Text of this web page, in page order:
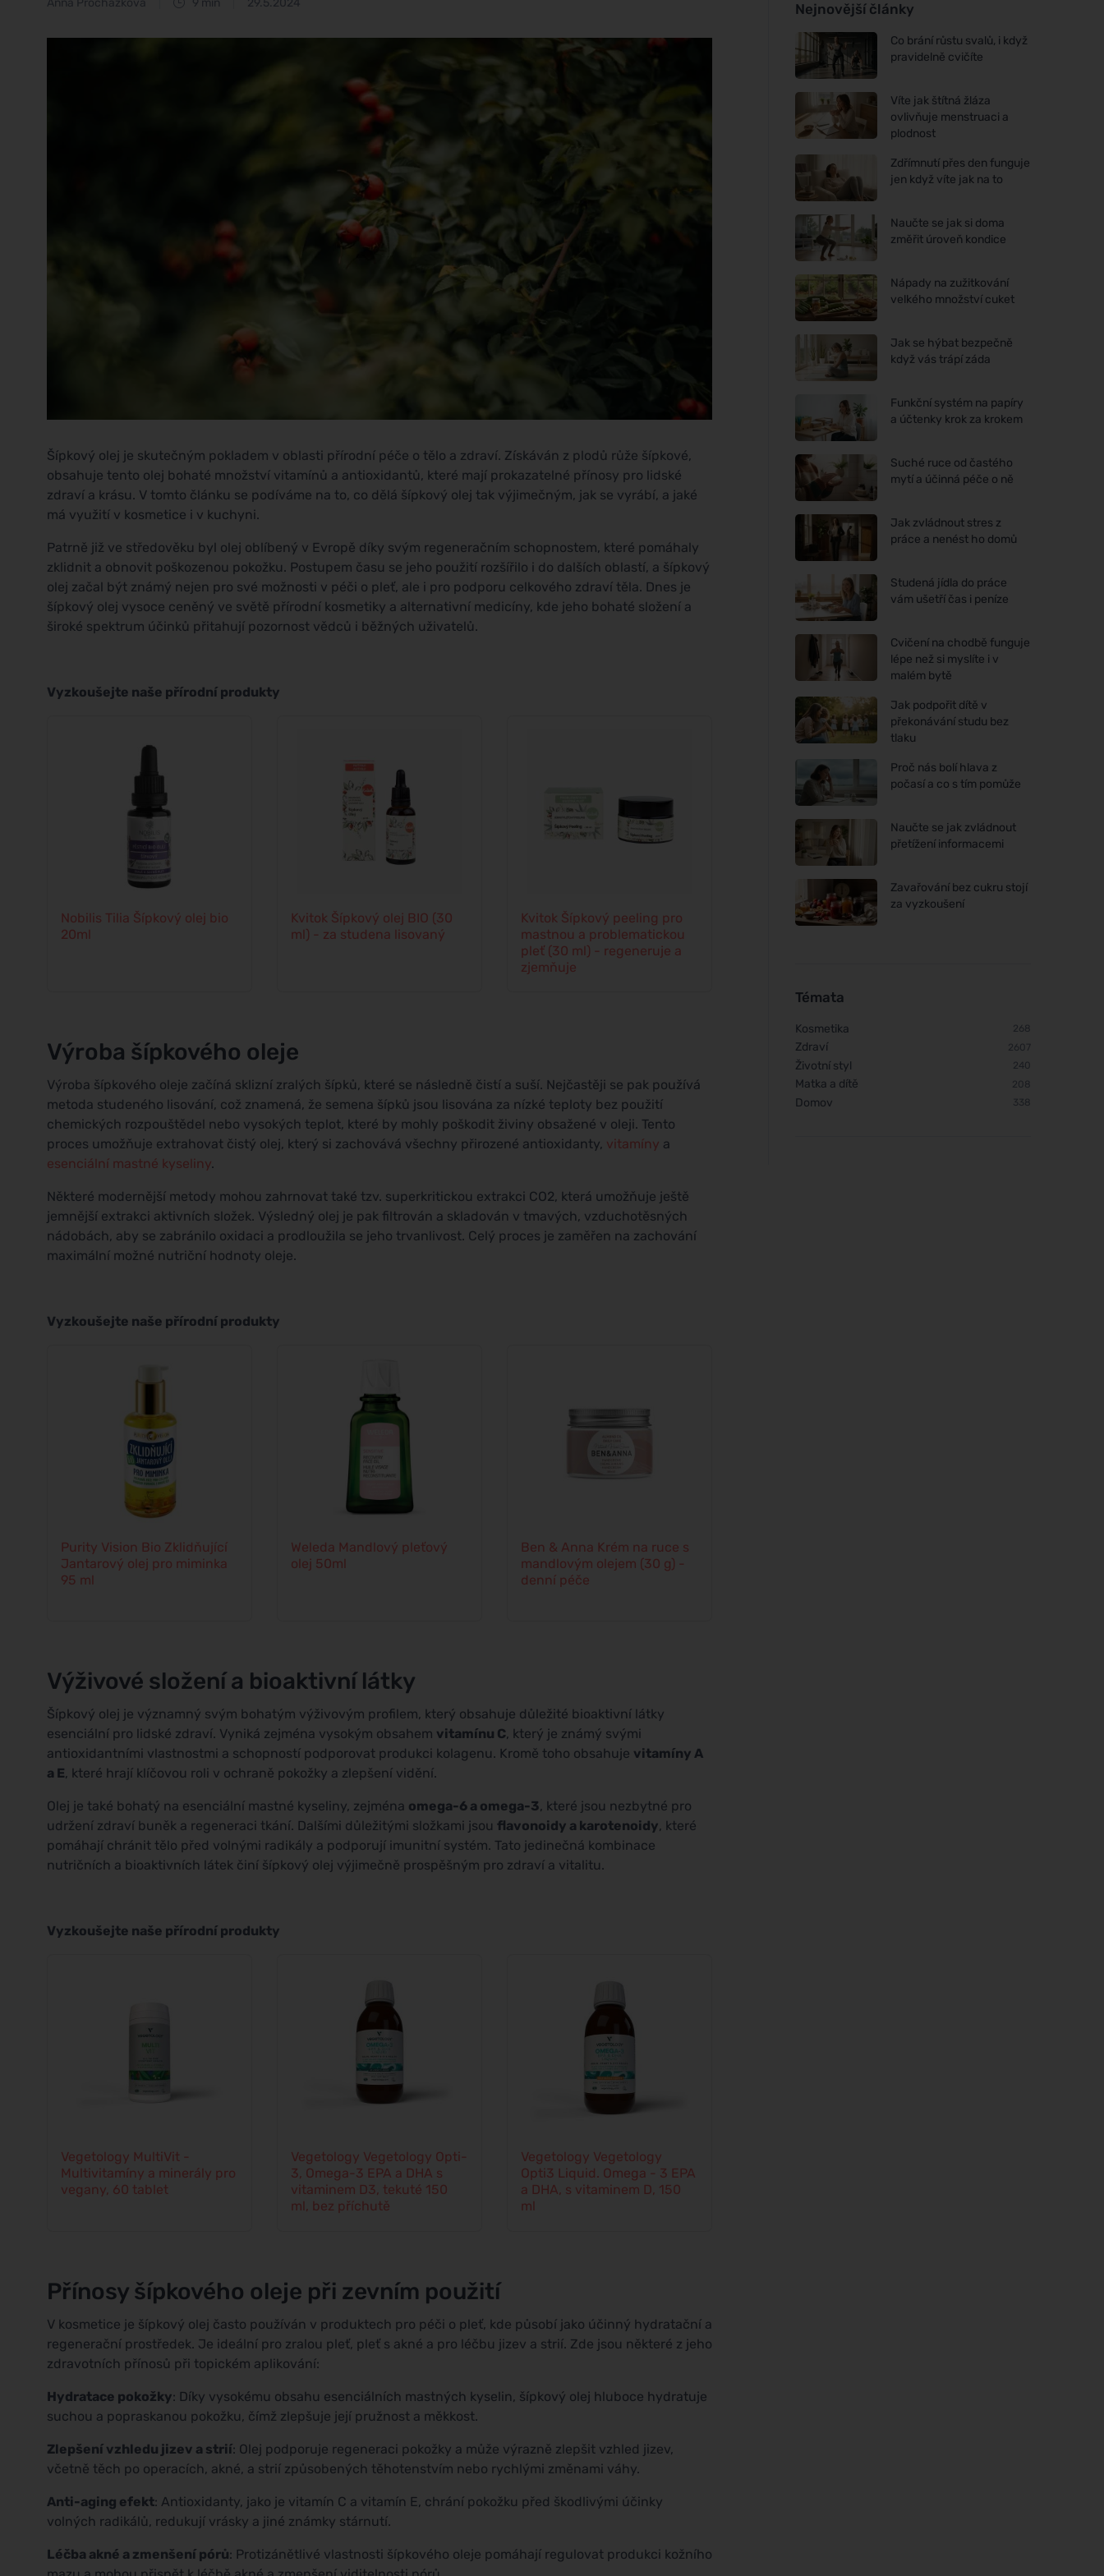
Šípkový olej je skutečným pokladem v oblasti přírodní péče o tělo a zdraví. Získáván z plodů růže šípkové,
obsahuje tento olej bohaté množství vitamínů a antioxidantů, které mají prokazatelné přínosy pro lidské
zdraví a krásu. V tomto článku se podíváme na to, co dělá šípkový olej tak výjimečným, jak se vyrábí, a jaké
má využití v kosmetice i v kuchyni.
Patrně již ve středověku byl olej oblíbený v Evropě díky svým regeneračním schopnostem, které pomáhaly
zklidnit a obnovit poškozenou pokožku. Postupem času se jeho použití rozšířilo i do dalších oblastí, a šípkový
olej začal být známý nejen pro své možnosti v péči o pleť, ale i pro podporu celkového zdraví těla. Dnes je
šípkový olej vysoce ceněný ve světě přírodní kosmetiky a alternativní medicíny, kde jeho bohaté složení a
široké spektrum účinků přitahují pozornost vědců i běžných uživatelů.
Vyzkoušejte naše přírodní produkty
Nobilis Tilia Šípkový olej bio
20ml
Kvitok Šípkový olej BIO (30
ml) - za studena lisovaný
Kvitok Šípkový peeling pro
mastnou a problematickou
pleť (30 ml) - regeneruje a
zjemňuje
Výroba šípkového oleje
Výroba šípkového oleje začíná sklizní zralých šípků, které se následně čistí a suší. Nejčastěji se pak používá
metoda studeného lisování, což znamená, že semena šípků jsou lisována za nízké teploty bez použití
chemických rozpouštědel nebo vysokých teplot, které by mohly poškodit živiny obsažené v oleji. Tento
proces umožňuje extrahovat čistý olej, který si zachovává všechny přirozené antioxidanty, vitamíny a
esenciální mastné kyseliny.
Některé modernější metody mohou zahrnovat také tzv. superkritickou extrakci CO2, která umožňuje ještě
jemnější extrakci aktivních složek. Výsledný olej je pak filtrován a skladován v tmavých, vzduchotěsných
nádobách, aby se zabránilo oxidaci a prodloužila se jeho trvanlivost. Celý proces je zaměřen na zachování
maximální možné nutriční hodnoty oleje.
Vyzkoušejte naše přírodní produkty
Purity Vision Bio Zklidňující
Jantarový olej pro miminka
95 ml
Weleda Mandlový pleťový
olej 50ml
Ben & Anna Krém na ruce s
mandlovým olejem (30 g) -
denní péče
Výživové složení a bioaktivní látky
Šípkový olej je významný svým bohatým výživovým profilem, který obsahuje důležité bioaktivní látky
esenciální pro lidské zdraví. Vyniká zejména vysokým obsahem vitamínu C, který je známý svými
antioxidantními vlastnostmi a schopností podporovat produkci kolagenu. Kromě toho obsahuje vitamíny A
a E, které hrají klíčovou roli v ochraně pokožky a zlepšení vidění.
Olej je také bohatý na esenciální mastné kyseliny, zejména omega-6 a omega-3, které jsou nezbytné pro
udržení zdraví buněk a regeneraci tkání. Dalšími důležitými složkami jsou flavonoidy a karotenoidy, které
pomáhají chránit tělo před volnými radikály a podporují imunitní systém. Tato jedinečná kombinace
nutričních a bioaktivních látek činí šípkový olej výjimečně prospěšným pro zdraví a vitalitu.
Vyzkoušejte naše přírodní produkty
Vegetology MultiVit -
Multivitamíny a minerály pro
vegany, 60 tablet
Vegetology Vegetology Opti-
3, Omega-3 EPA a DHA s
vitaminem D3, tekuté 150
ml, bez příchutě
Vegetology Vegetology
Opti3 Liquid. Omega - 3 EPA
a DHA, s vitaminem D, 150
ml
Přínosy šípkového oleje při zevním použití
V kosmetice je šípkový olej často používán v produktech pro péči o pleť, kde působí jako účinný hydratační a
regenerační prostředek. Je ideální pro zralou pleť, pleť s akné a pro léčbu jizev a strií. Zde jsou některé z jeho
zdravotních přínosů při topickém aplikování:
Hydratace pokožky: Díky vysokému obsahu esenciálních mastných kyselin, šípkový olej hluboce hydratuje
suchou a popraskanou pokožku, čímž zlepšuje její pružnost a měkkost.
Zlepšení vzhledu jizev a strií: Olej podporuje regeneraci pokožky a může výrazně zlepšit vzhled jizev,
včetně těch po operacích, akné, a strií způsobených těhotenstvím nebo rychlými změnami váhy.
Anti-aging efekt: Antioxidanty, jako je vitamín C a vitamín E, chrání pokožku před škodlivými účinky
volných radikálů, redukují vrásky a jiné známky stárnutí.
Léčba akné a zmenšení pórů: Protizánětlivé vlastnosti šípkového oleje pomáhají regulovat produkci kožního
Nejnovější články
Co brání růstu svalů, i když
pravidelně cvičíte
Víte jak štítná žláza
ovlivňuje menstruaci a
plodnost
Zdřímnutí přes den funguje
jen když víte jak na to
Naučte se jak si doma
změřit úroveň kondice
Nápady na zužitkování
velkého množství cuket
Jak se hýbat bezpečně
když vás trápí záda
Funkční systém na papíry
a účtenky krok za krokem
Suché ruce od častého
mytí a účinná péče o ně
Jak zvládnout stres z
práce a nenést ho domů
Studená jídla do práce
vám ušetří čas i peníze
Cvičení na chodbě funguje
lépe než si myslíte i v
malém bytě
Jak podpořit dítě v
překonávání studu bez
tlaku
Proč nás bolí hlava z
počasí a co s tím pomůže
Naučte se jak zvládnout
přetížení informacemi
Zavařování bez cukru stojí
za vyzkoušení
Témata
Kosmetika 268
Zdraví 2607
Životní styl 240
Matka a dítě 208
Domov 338